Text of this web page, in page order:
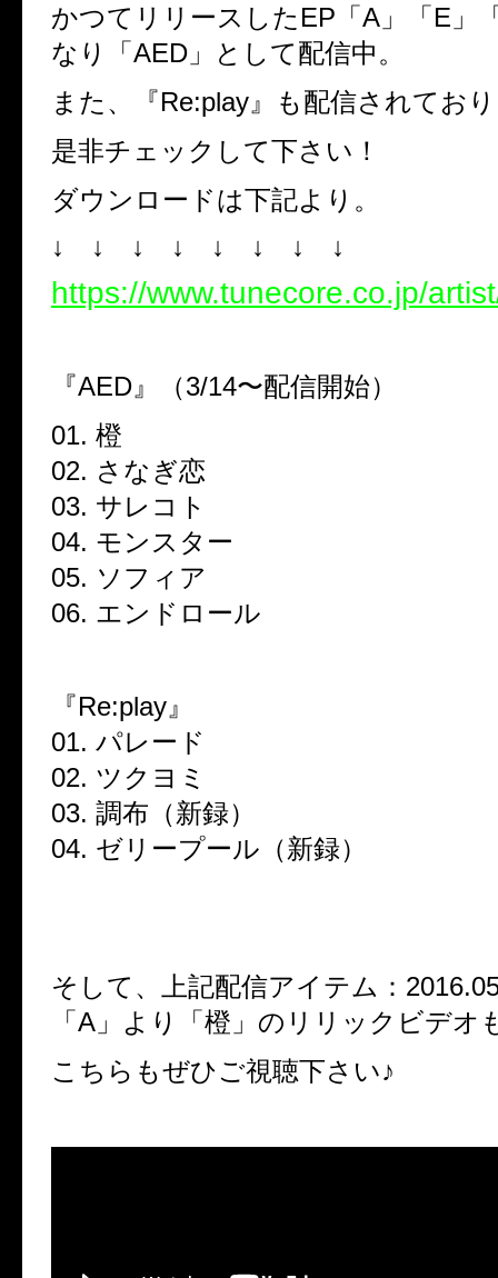
かつてリリースしたEP「A」「E」
なり「AED」として配信中。
また、『Re:play』も配信されてお
是非チェックして下さい！
ダウンロードは下記より。
↓ ↓ ↓ ↓ ↓ ↓ ↓ ↓
https://www.tunecore.co.jp/
『AED』（3/14〜配信開始）
01. 橙
02. さなぎ恋
03. サレコト
04. モンスター
05. ソフィア
06. エンドロール
『Re:play』
01. パレード
02. ツクヨミ
03. 調布（新録）
04. ゼリープール（新録）
そして、上記配信アイテム：
「A」より「橙」のリリックビデオ
こちらもぜひご視聴下さい♪